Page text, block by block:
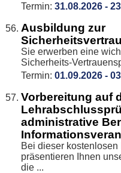
Termin: 31.08.2026 -
Ausbildung zur
Sie erwerben eine
Sicherheits-
Termin: 01.09.2026 -
Vorbereitung auf
administrative
Bei dieser
präsentieren Ihnen
die ...